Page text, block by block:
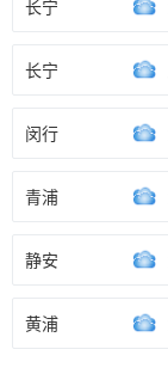
长宁
长宁
闵行
青浦
静安
黄浦